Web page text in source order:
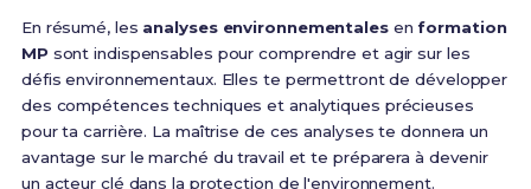
En résumé, les analyses environnementalesenformation
MP sont indispensables pour comprendre et agir sur les
défis environnementaux. Elles te permettront de développer
des compétences techniques et analytiques précieuses
pour ta carrière. La maîtrise de ces analyses te donnera un
avantage sur le marché du travail et te préparera à devenir
un acteur clé dans la protection de l'environnement.